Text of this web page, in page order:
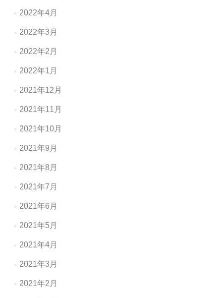
2022年4月
2022年3月
2022年2月
2022年1月
2021年12月
2021年11月
2021年10月
2021年9月
2021年8月
2021年7月
2021年6月
2021年5月
2021年4月
2021年3月
2021年2月